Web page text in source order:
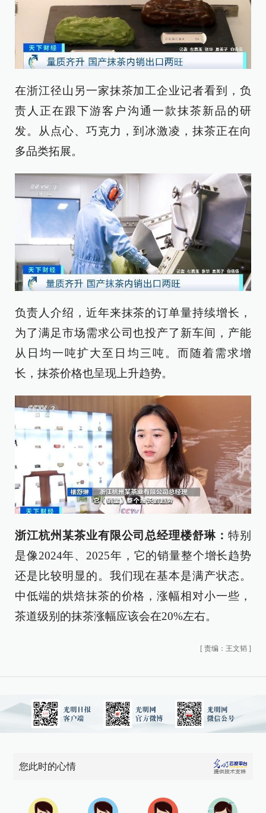
在浙江径山另一家抹茶加工企业记者看到，负
责人正在跟下游客户沟通一款抹茶新品的研
发。从点心、巧克力，到冰激凌，抹茶正在向
多品类拓展。
负责人介绍，近年来抹茶的订单量持续增长，
为了满足市场需求公司也投产了新车间，产能
从日均一吨扩大至日均三吨。而随着需求增
长，抹茶价格也呈现上升趋势。
浙江杭州某茶业有限公司总经理楼舒琳：特别
是像2024年、2025年，它的销量整个增长趋势
还是比较明显的。我们现在基本是满产状态。
中低端的烘焙抹茶的价格，涨幅相对小一些，
茶道级别的抹茶涨幅应该会在20%左右。
[ 责编：王文韬 ]
您此时的心情